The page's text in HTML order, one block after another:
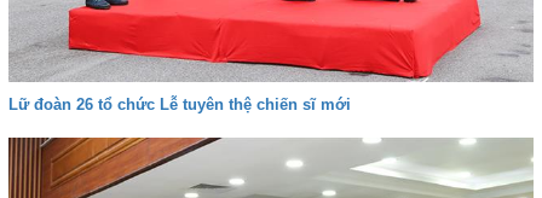
Lữ đoàn 26 tổ chức Lễ tuyên thệ chiến sĩ mới